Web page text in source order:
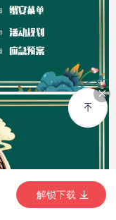
解锁下载 (2015次)
解锁下载